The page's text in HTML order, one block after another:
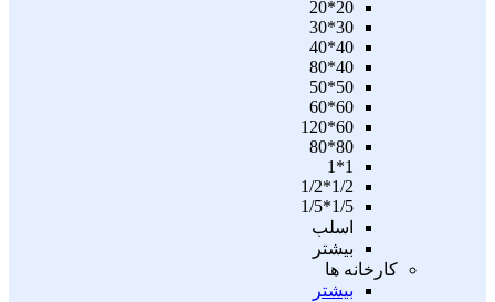
20*20
30*30
40*40
40*80
50*50
60*60
60*120
80*80
1*1
1/2*1/2
1/5*1/5
اسلب
بیشتر
کارخانه ها
بیشتر